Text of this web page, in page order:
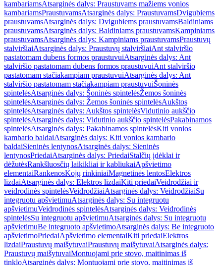
kambariamsAtsarginės dalys: Praustuvams mažiems vonios
kambariamsPraustuvamsAtsarginės dalys: PraustuvamsDvigubiems
praustuvamsAtsarginės dalys: Dvigubiems praustuvamsBaldiniams
praustuvamsAtsarginės dalys: Baldiniams praustuvamsKampiniams
praustuvamsAtsarginės dalys: Kampiniams praustuvamsPraustuvų
stalviršiaiAtsarginės dalys: Praustuvų stalviršiaiAnt stalviršio
pastatomam dubens formos praustuvuiAtsarginės dalys: Ant
stalviršio pastatomam dubens formos praustuvuiAnt stalviršio
pastatomam stačiakampiam praustuvuiAtsarginės dalys: Ant
stalviršio pastatomam stačiakampiam praustuvuiŠoninės
spintelėsAtsarginės dalys: Šoninės spintelėsŽemos šoninės
spintelėsAtsarginės dalys: Žemos šoninės spintelėsAukštos
spintelėsAtsarginės dalys: Aukštos spintelėsVidutinio aukščio
spintelėsAtsarginės dalys: Vidutinio aukščio spintelėsPakabinamos
spintelėsAtsarginės dalys: Pakabinamos spintelėsKiti vonios
kambario baldaiAtsarginės dalys: Kiti vonios kambario
baldaiSieninės lentynosAtsarginės dalys: Sieninės
lentynosPriedaiAtsarginės dalys: PriedaiStalčių įdėklai ir
dėžutėsRankšluosčių laikikliai ir kabliukaiApšvietimo
elementaiRankenosKojų rinkiniaiMagnetinės lentosElektros
lizdaiAtsarginės dalys: Elektros lizdaiKiti priedaiVeidrodžiai ir
veidrodinės spintelėsVeidrodžiaiAtsarginės dalys: VeidrodžiaiSu
integruotu apšvietimuAtsarginės dalys: Su integruotu
apšvietimuVeidrodinės spintelėsAtsarginės dalys: Veidrodinės
spintelėsSu integruotu apšvietimuAtsarginės dalys: Su integruotu
apšvietimuBe integruoto apšvietimoAtsarginės dalys: Be integruoto
apšvietimoPriedaiApšvietimo elementaiKiti priedaiElektros
lizdaiPraustuvų maišytuvaiPraustuvų maišytuvaiAtsarginės dalys:
Praustuvų maišytuvaiMontuojami prie stovo, maitinimas iš
tinkloAtsarginės dalys: Montuojami prie stovo, maitinimas iš